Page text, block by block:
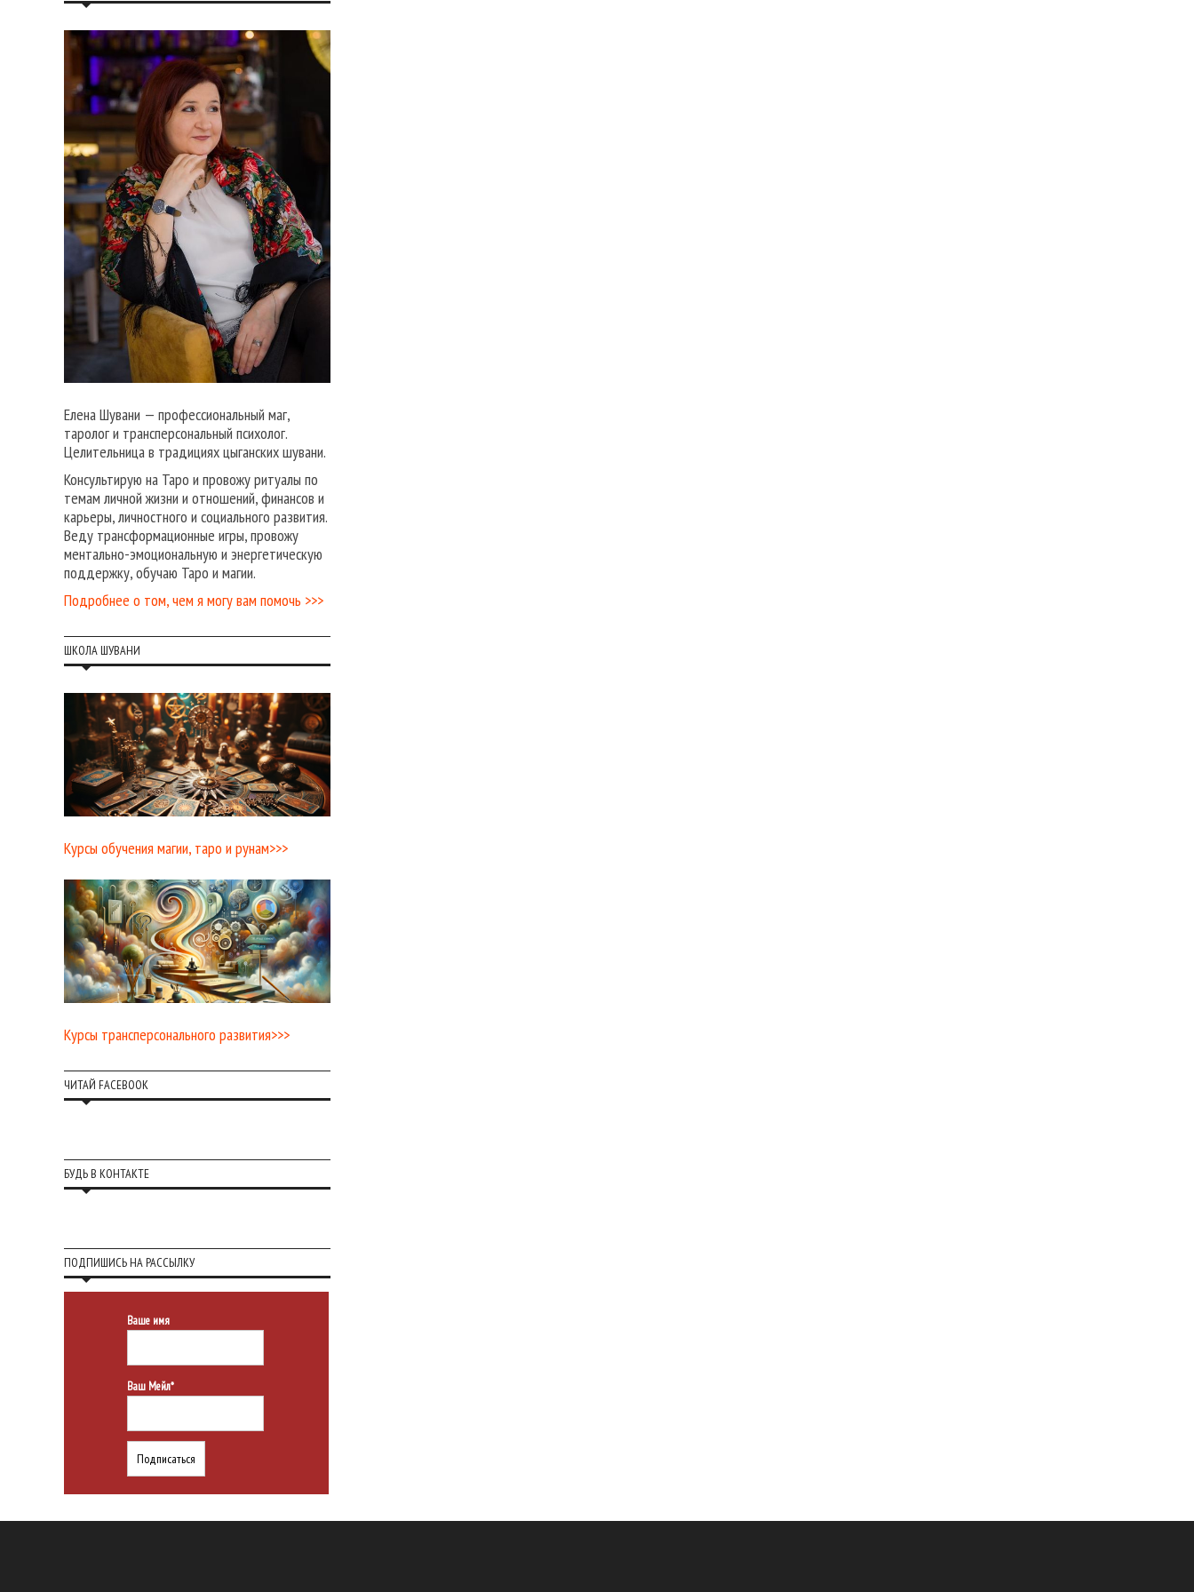
Елена Шувани — профессиональный маг,
таролог и трансперсональный психолог.
Целительница в традициях цыганских шувани.
Консультирую на Таро и провожу ритуалы по
темам личной жизни и отношений, финансов и
карьеры, личностного и социального развития.
Веду трансформационные игры, провожу
ментально-эмоциональную и энергетическую
поддержку, обучаю Таро и магии.
Подробнее о том, чем я могу вам помочь >>>
ШКОЛА ШУВАНИ
Курсы обучения магии, таро и рунам>>>
Курсы трансперсонального развития>>>
ЧИТАЙ FACEBOOK
БУДЬ В КОНТАКТЕ
ПОДПИШИСЬ НА РАССЫЛКУ
Ваше имя
Ваш Мейл*